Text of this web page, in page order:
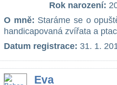
Rok narození:
O mně: Staráme se o
handicapovaná zvířata a
Datum registrace: 31. 1.
Eva